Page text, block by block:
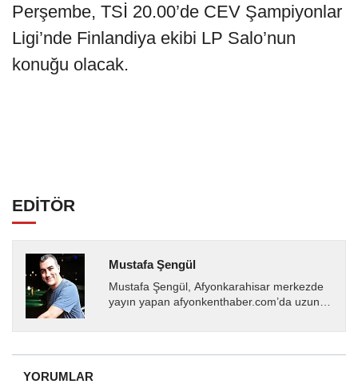
Perşembe, TSİ 20.00’de CEV Şampiyonlar
Ligi’nde Finlandiya ekibi LP Salo’nun
konuğu olacak.
EDİTÖR
Mustafa Şengül
Mustafa Şengül, Afyonkarahisar merkezde
yayın yapan afyonkenthaber.com’da uzun
almakta, haber akışı...
YORUMLAR